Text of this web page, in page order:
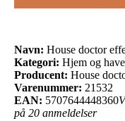
Navn: House doctor
Kategori: Hjem og
Producent: House
Varenummer: 21532
EAN: 5707644448360
på 20 anmeldelser